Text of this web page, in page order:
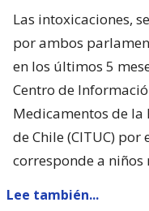
Las intoxicaciones,
por ambos
en los últimos 5
Centro de
Medicamentos de
de Chile (CITUC)
corresponde a niños
Lee también...